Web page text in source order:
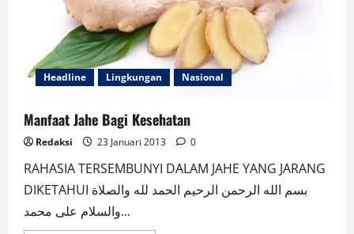
Headline Lingkungan Nasional
Manfaat Jahe Bagi Kesehatan
Redaksi 23 Januari 2013 0
RAHASIA TERSEMBUNYI DALAM JAHE YANG JARANG
DIKETAHUI بسم الله الرحمن الرحيم الحمد لله والصلاة
والسلام على محمد...